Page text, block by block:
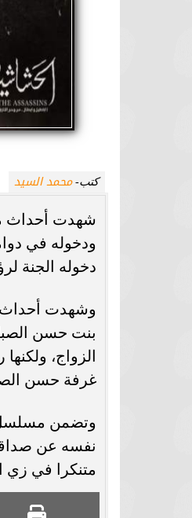
كتب-محمد السيد
شهدت أحداث
ودخوله في
دخوله الجنة
وشهدت أحداث
بنت حسن
الزواج،
غرفة حسن
نفسه عن
متنكرا في زي